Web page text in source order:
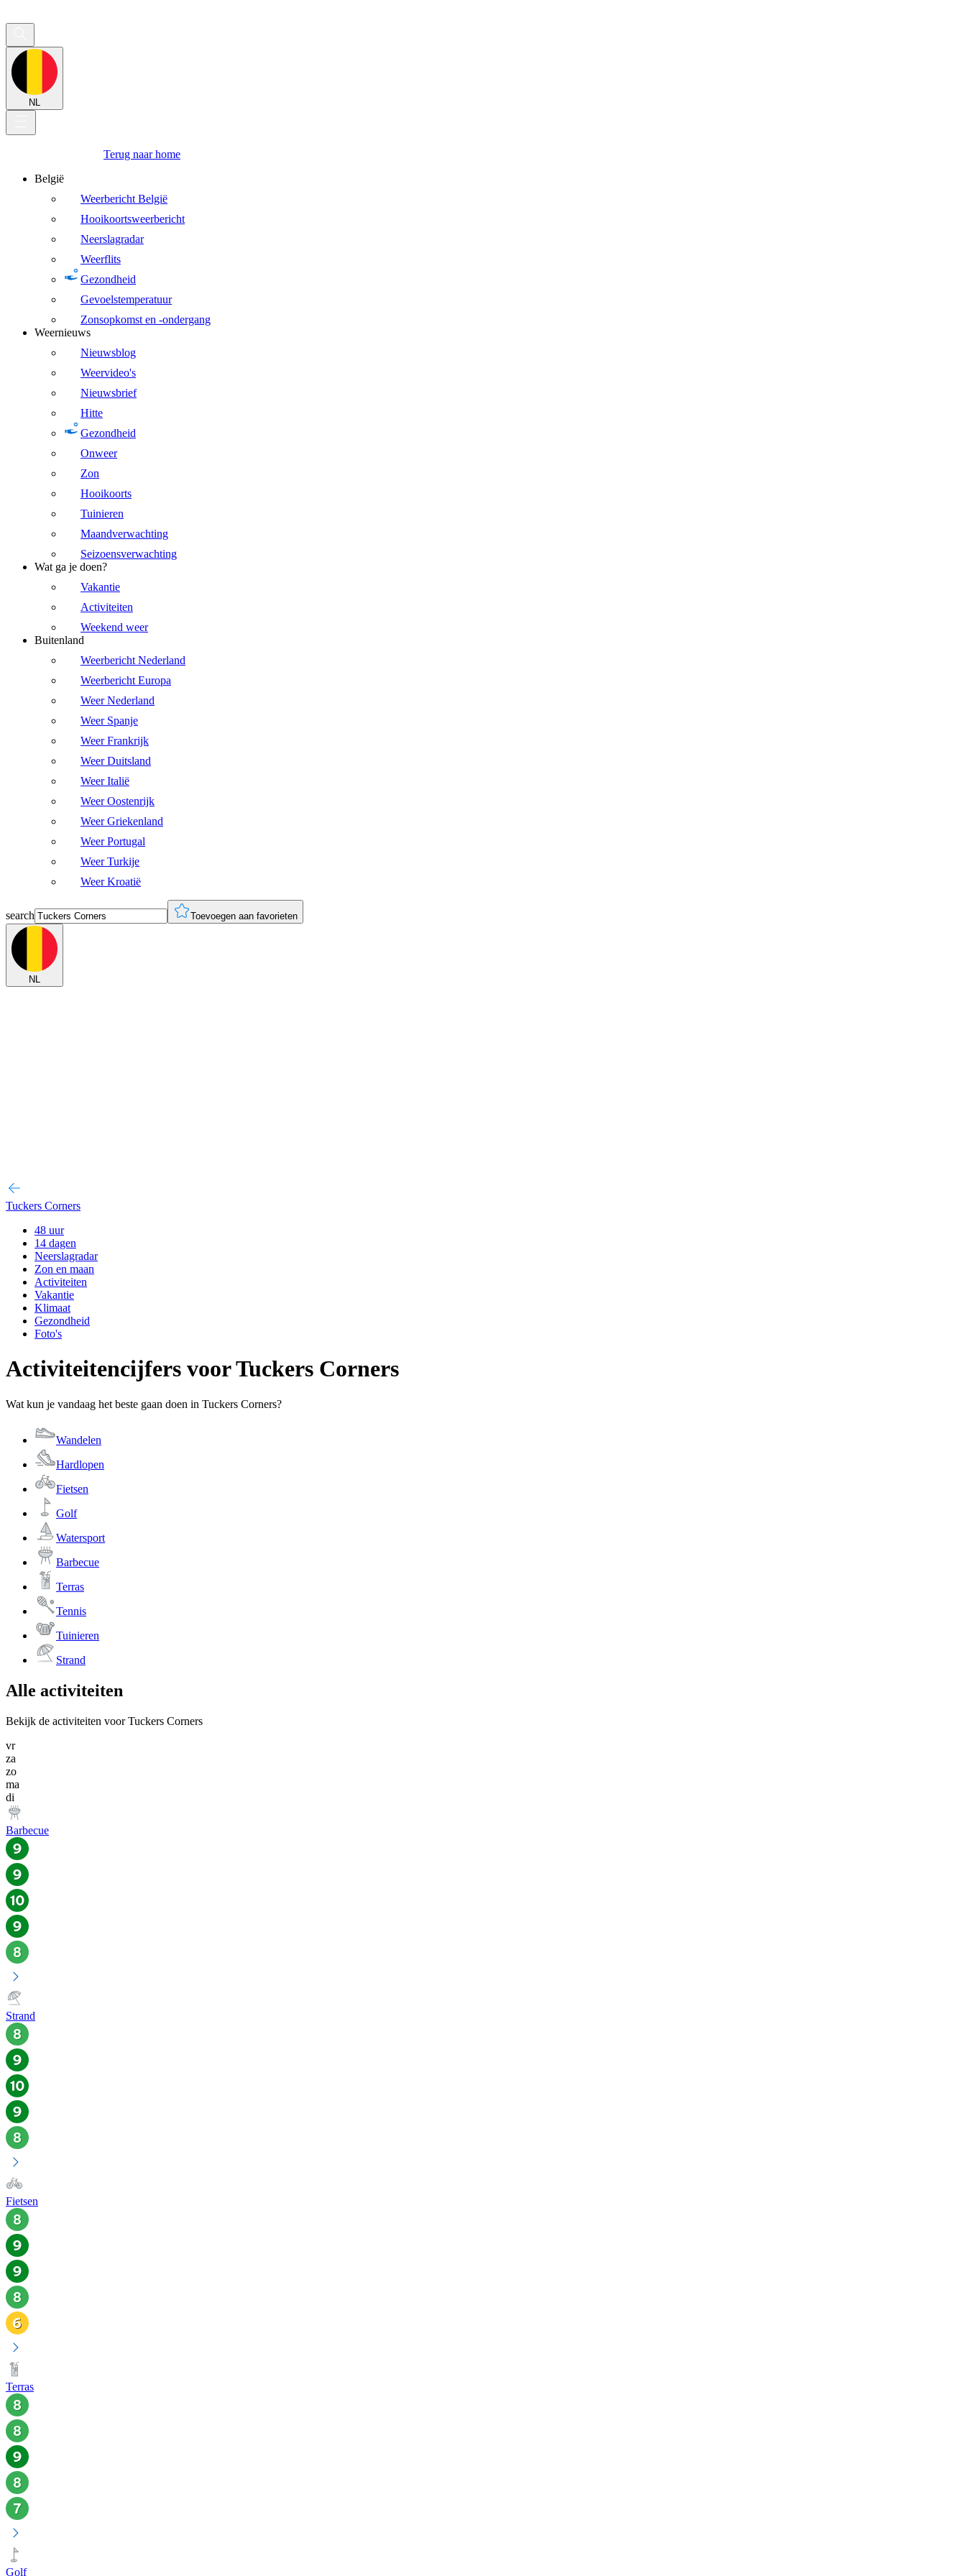
NL
Terug naar home
België
Weerbericht België
Hooikoortsweerbericht
Neerslagradar
Weerflits
Gezondheid
Gevoelstemperatuur
Zonsopkomst en -ondergang
Weernieuws
Nieuwsblog
Weervideo's
Nieuwsbrief
Hitte
Gezondheid
Onweer
Zon
Hooikoorts
Tuinieren
Maandverwachting
Seizoensverwachting
Wat ga je doen?
Vakantie
Activiteiten
Weekend weer
Buitenland
Weerbericht Nederland
Weerbericht Europa
Weer Nederland
Weer Spanje
Weer Frankrijk
Weer Duitsland
Weer Italië
Weer Oostenrijk
Weer Griekenland
Weer Portugal
Weer Turkije
Weer Kroatië
search Toevoegen aan favorieten
NL
Tuckers Corners
48 uur
14 dagen
Neerslagradar
Zon en maan
Activiteiten
Vakantie
Klimaat
Gezondheid
Foto's
Activiteitencijfers voor Tuckers Corners
Wat kun je vandaag het beste gaan doen in Tuckers Corners?
Wandelen
Hardlopen
Fietsen
Golf
Watersport
Barbecue
Terras
Tennis
Tuinieren
Strand
Alle activiteiten
Bekijk de activiteiten voor Tuckers Corners
vr
za
zo
ma
di
Barbecue
Strand
Fietsen
Terras
Golf